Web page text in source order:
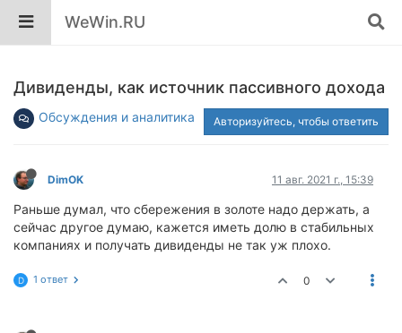
WeWin.RU
Дивиденды, как источник пассивного дохода
Обсуждения и аналитика Авторизуйтесь, чтобы ответить
DimOK 11 авг. 2021 г., 15:39
Раньше думал, что сбережения в золоте надо держать, а
сейчас другое думаю, кажется иметь долю в стабильных
компаниях и получать дивиденды не так уж плохо.
D 1 ответ 0